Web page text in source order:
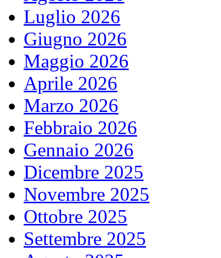
Luglio 2026
Giugno 2026
Maggio 2026
Aprile 2026
Marzo 2026
Febbraio 2026
Gennaio 2026
Dicembre 2025
Novembre 2025
Ottobre 2025
Settembre 2025